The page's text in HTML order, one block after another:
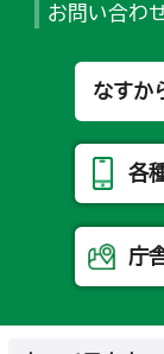
お問い合わ
なすか
各
庁